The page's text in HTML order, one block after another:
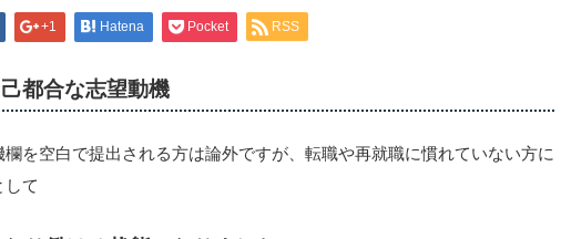
+1 Hatena Pocket RSS
都合な志望動機
を空白で提出される方は論外ですが、転職や再就職に慣れていない方に
して